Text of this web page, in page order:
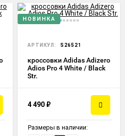
НОВИНКА
АРТИКУЛ: S26521
кроссовки Adidas Adizero
Adios Pro 4 White / Black
Str.
4 490 ₽
Размеры в наличии: